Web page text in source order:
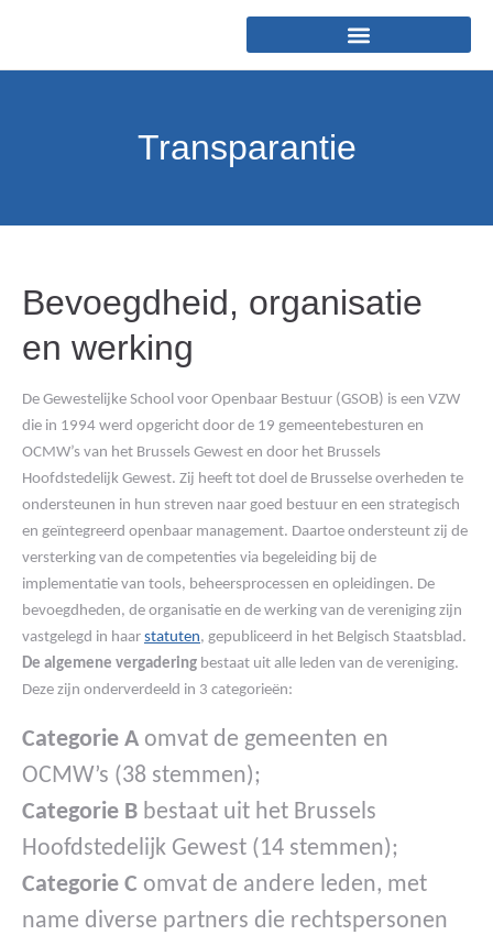
Transparantie
Bevoegdheid, organisatie
en werking
De Gewestelijke School voor Openbaar Bestuur (GSOB) is een VZW
die in 1994 werd opgericht door de 19 gemeentebesturen en
OCMW’s van het Brussels Gewest en door het Brussels
Hoofdstedelijk Gewest. Zij heeft tot doel de Brusselse overheden te
ondersteunen in hun streven naar goed bestuur en een strategisch
en geïntegreerd openbaar management. Daartoe ondersteunt zij de
versterking van de competenties via begeleiding bij de
implementatie van tools, beheersprocessen en opleidingen. De
bevoegdheden, de organisatie en de werking van de vereniging zijn
vastgelegd in haar statuten, gepubliceerd in het Belgisch Staatsblad.
De algemene vergadering bestaat uit alle leden van de vereniging.
Deze zijn onderverdeeld in 3 categorieën:
Categorie A omvat de gemeenten en
OCMW’s (38 stemmen);
Categorie B bestaat uit het Brussels
Hoofdstedelijk Gewest (14 stemmen);
Categorie C omvat de andere leden, met
name diverse partners die rechtspersonen